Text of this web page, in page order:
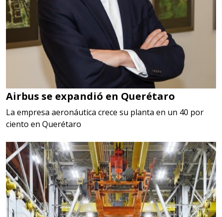
Airbus se expandió en Querétaro
La empresa aeronáutica crece su planta en un 40 por
ciento en Querétaro